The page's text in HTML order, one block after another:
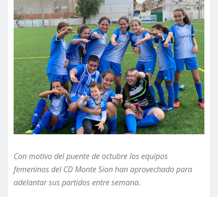
Con motivo del puente de octubre los equipos
femeninos del CD Monte Sion han aprovechado para
adelantar sus partidos entre semana.